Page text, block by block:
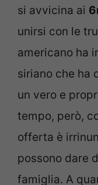
si avvicina ai
unirsi con le
americano ha
siriano che ha
un vero e
tempo, però,
offerta è
possono dare
famiglia. A